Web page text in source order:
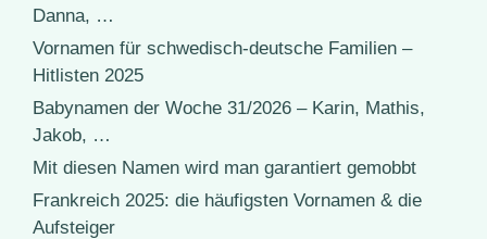
Danna, …
Vornamen für schwedisch-deutsche Familien –
Hitlisten 2025
Babynamen der Woche 31/2026 – Karin, Mathis,
Jakob, …
Mit diesen Namen wird man garantiert gemobbt
Frankreich 2025: die häufigsten Vornamen & die
Aufsteiger